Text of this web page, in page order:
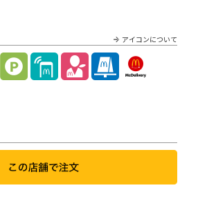
アイコンについて